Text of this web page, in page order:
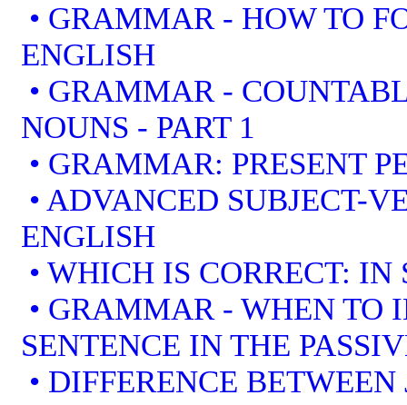
• GRAMMAR - HOW TO
ENGLISH
• GRAMMAR -
NOUNS - PART 1
• GRAMMAR: PRESENT
• ADVANCED SUBJECT-
ENGLISH
• WHICH IS CORRECT: IN
• GRAMMAR - WHEN TO
SENTENCE IN THE
• DIFFERENCE